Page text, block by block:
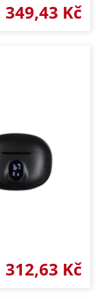
349,43 Kč
312,63 Kč